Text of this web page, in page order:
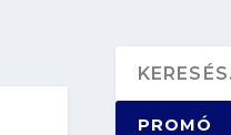
PROMÓ